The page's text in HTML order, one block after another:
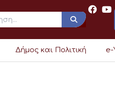
Δήμος και Πολιτική e-